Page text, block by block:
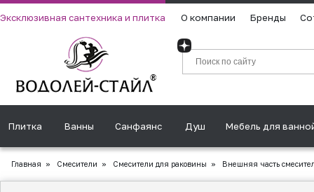
Эксклюзивная сантехника и плитка О компании Бренды
Плитка Ванны Санфаянс Душ Мебель для
Главная » Смесители » Смесители для раковины » Внешняя часть